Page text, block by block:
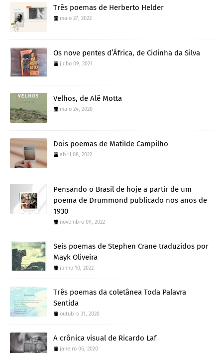
Três poemas de Herberto Helder
maio 27, 2022
Os nove pentes d’África, de Cidinha da Silva
julho 09, 2021
Velhos, de Alê Motta
maio 24, 2020
Dois poemas de Matilde Campilho
abril 08, 2022
Pensando o Brasil de hoje a partir de um
poema de Drummond publicado nos anos de
1930
novembro 09, 2022
Seis poemas de Stephen Crane traduzidos por
Mayk Oliveira
junho 10, 2022
Três poemas da coletânea Toda Palavra
Sentida
outubro 31, 2020
A crônica visual de Ricardo Laf
janeiro 06, 2020